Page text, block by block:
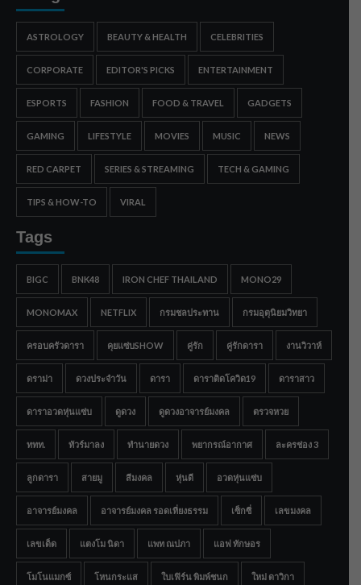
ASTROLOGY BEAUTY & HEALTH CELEBRITIES
CORPORATE EDITOR'S PICKS ENTERTAINMENT
ESPORTS FASHION FOOD & TRAVEL GADGETS
GAMING LIFESTYLE MOVIES MUSIC NEWS
RED CARPET SERIES & STREAMING TECH & GAMING
TIPS & HOW-TO VIRAL
Tags
BIGC BNK48 IRON CHEF THAILAND MONO29
MONOMAX NETFLIX กรมชลประทาน กรมอุตุนิยมวิทยา
ครอบครัวดารา คุยแซ่บSHOW คู่รัก คู่รักดารา งานวิวาห์
ดราม่า ดวงประจำวัน ดารา ดาราติดโควิด19 ดาราสาว
ดาราอวดหุ่นแซ่บ ดูดวง ดูดวงอาจารย์มงคล ตรวจหวย
ททท. ทัวร์มาลง ทำนายดวง พยากรณ์อากาศ ละครช่อง 3
ลูกดารา สายมู สีมงคล หุ่นดี อวดหุ่นแซ่บ
อาจารย์มงคล อาจารย์มงคล รอดเที่ยงธรรม เซ็กซี่ เลขมงคล
เลขเด็ด แตงโม นิดา แพท ณปภา แอฟ ทักษอร
โมโนแมกซ์ โหนกระแส ใบเฟิร์น พิมพ์ชนก ใหม่ ดาวิกา